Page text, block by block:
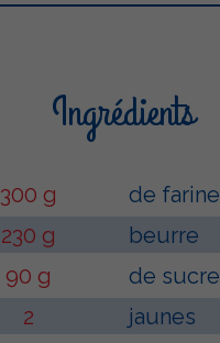
Ingrédients
300 g
de farine
230 g
beurre
90 g
de sucre
2
jaunes